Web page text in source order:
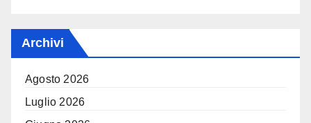
Archivi
Agosto 2026
Luglio 2026